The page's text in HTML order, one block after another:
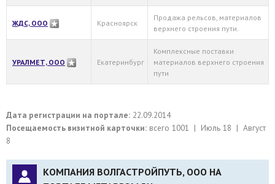
ЖДС, ООО Красноярск
Продажа рельсов, материалов
верхнего строения пути.
УРАЛМЕТ, ООО Екатеринбург
Комплексные поставки
материалов верхнего строения
пути
Дата регистрации на портале: 22.09.2014
Посещаемость визитной карточки: всего 1001 | Июль 18 | Август
8
КОМПАНИЯ ВОЛГАСТРОЙПУТЬ, ООО НА